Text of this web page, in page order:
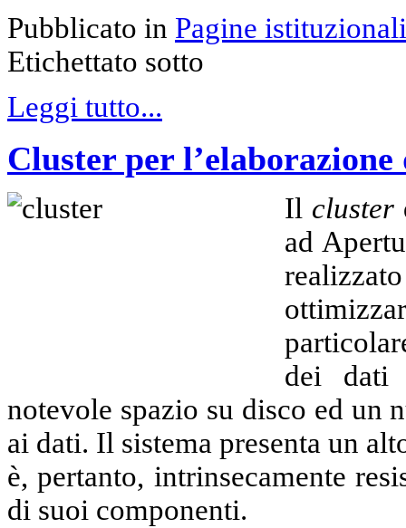
Pubblicato in Pagine istituzionali
Etichettato sotto
Leggi tutto...
Cluster per
Il cluster
ad
dei dati
notevole spazio su disco ed un
ai dati. Il sistema presenta un
è, pertanto, intrinsecamente
di suoi componenti.